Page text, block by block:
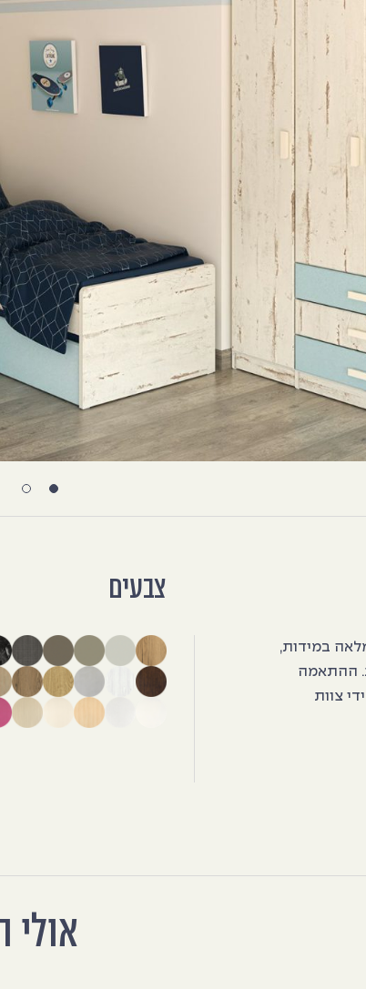
במידות,
ההתאמה
צוות
צבעים